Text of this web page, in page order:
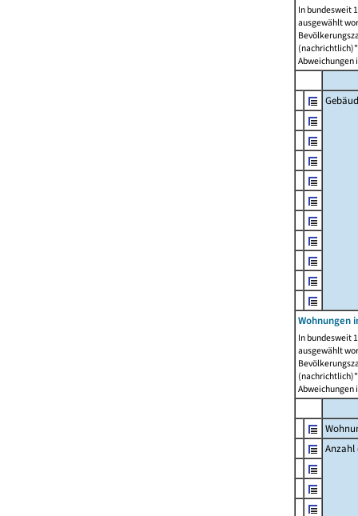
In bundesweit
ausgewählt
Abweichungen
Wohnungen
In bundesweit
ausgewählt
Abweichungen
Anzahl